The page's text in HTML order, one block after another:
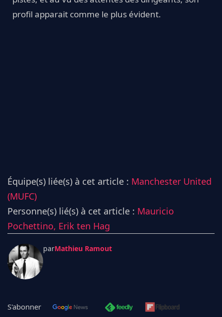
profil apparait comme le plus évident.
Équipe(s) liée(s) à cet article : Manchester United
(MUFC)
Personne(s) lié(s) à cet article : Mauricio
Pochettino, Erik ten Hag
parMathieu Ramout
S'abonner